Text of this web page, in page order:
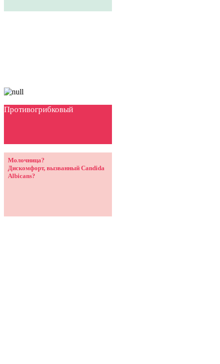
Противогрибковый
Молочница?
Дискомфорт, вызванный Candida
Albicans?